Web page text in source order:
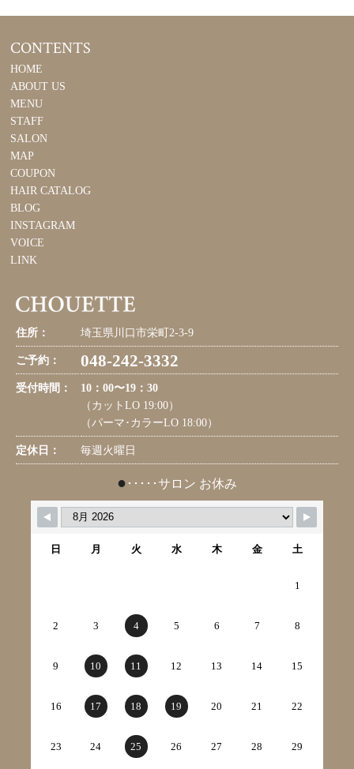
CONTENTS
HOME
ABOUT US
MENU
STAFF
SALON
MAP
COUPON
HAIR CATALOG
BLOG
INSTAGRAM
VOICE
LINK
住所： 埼玉県川口市栄町2-3-9
ご予約： 048-242-3332
受付時間：
10：00〜19：30
（カットLO 19:00）
（パーマ･カラーLO 18:00）
定休日： 毎週火曜日
● ･････サロン お休み
日 月 火 水 木 金 土
1
2 3 4 5 6 7 8
9 10 11 12 13 14 15
16 17 18 19 20 21 22
23 24 25 26 27 28 29